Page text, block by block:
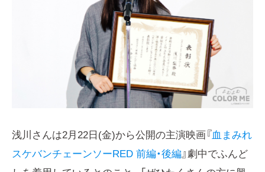
浅川さんは2月22日(金)から公開の主演映画『 血まみれ
スケバンチェーンソーRED 前編・後編』劇中でふんど